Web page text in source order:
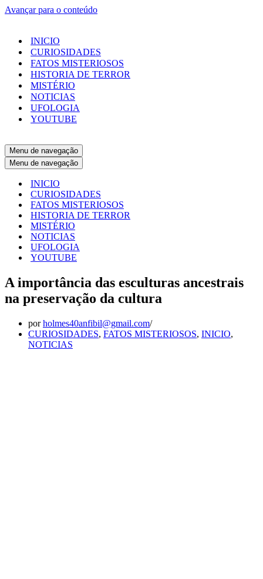
Avançar para o conteúdo
INICIO
CURIOSIDADES
FATOS MISTERIOSOS
HISTORIA DE TERROR
MISTÉRIO
NOTICIAS
UFOLOGIA
YOUTUBE
Menu de navegação
Menu de navegação
INICIO
CURIOSIDADES
FATOS MISTERIOSOS
HISTORIA DE TERROR
MISTÉRIO
NOTICIAS
UFOLOGIA
YOUTUBE
A importância das esculturas ancestrais
na preservação da cultura
porholmes40anfibil@gmail.com
CURIOSIDADES, FATOS MISTERIOSOS, INICIO,
NOTICIAS